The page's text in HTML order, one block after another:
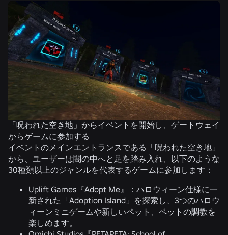
「呪われた空き地」からイベントを開始し、ゲートウェイ
からゲームに参加する
イベントのメインエントランスである「呪われた空き地 」
から、ユーザーは闇の中へと足を踏み入れ、以下のような
30種類以上のジャンルを代表するゲームに参加します：
Uplift Games『Adopt Me 』：ハロウィーン仕様に一
新された「Adoption Island」を探索し、3つのハロウ
ィーンミニゲームや新しいペット、ペットの調教を
楽しめます。